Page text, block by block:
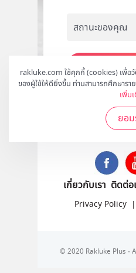
rakluke.com ใช้คุกกี้ (cookies) เพื่อ
ของผู้ใช้ให้ดียิ่งขึ้น ท่านสามารถศึกษาราย
เพิ่ม
ยอ
สมัคร
ติดตาม
เกี่ยวกับเรา ติดต่อ
Privacy Policy |
© 2020 Rakluke Plus -